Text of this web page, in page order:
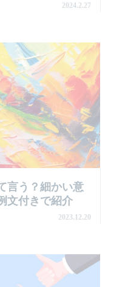
2024.2.27
言う？細かい意
文付きで紹介
2023.12.20